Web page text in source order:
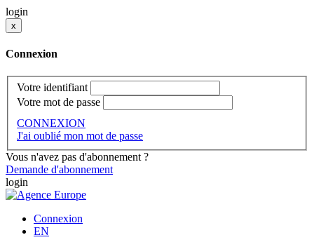
login
x
Connexion
Votre identifiant
Votre mot de passe
CONNEXION
J'ai oublié mon mot de passe
Vous n'avez pas d'abonnement ?
Demande d'abonnement
login
Connexion
EN